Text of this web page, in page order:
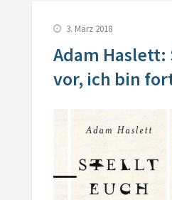
3. März 2018
Adam
vor, ich bin